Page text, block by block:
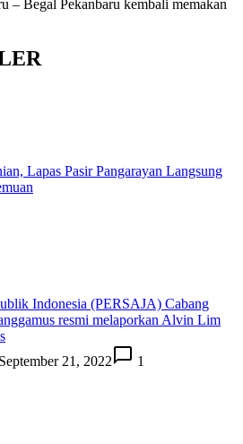
– Begal Pekanbaru kembali memakan
Lapas Pasir Pangarayan Langsung
Indonesia (PERSAJA) Cabang
resmi melaporkan Alvin Lim
September 21, 2022 1